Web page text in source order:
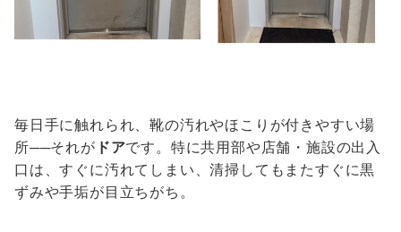
毎日手に触れられ、靴の汚れやほこりが付きやすい場
所──それが ドアです。特に共用部や店舗・施設の出入
口は、すぐに汚れてしまい、清掃してもまたすぐに黒
ずみや手垢が目立ちがち。